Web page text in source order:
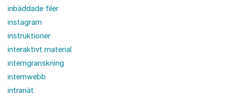
inbäddade filer
instagram
instruktioner
interaktivt material
interngranskning
internwebb
intranät